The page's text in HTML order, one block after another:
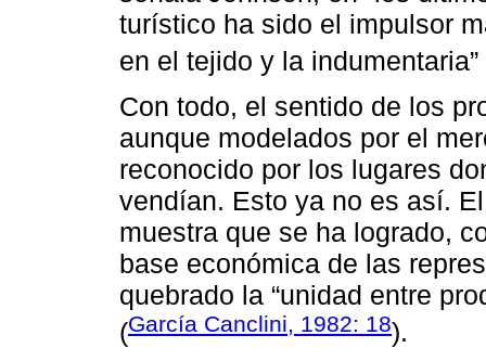
turístico ha sido el impulsor
en el tejido y la indumentaria”
Con todo, el sentido de los
aunque modelados por el
reconocido por los lugares
vendían. Esto ya no es así.
muestra que se ha logrado,
base económica de las
quebrado la “unidad entre
(García Canclini, 1982: 18).